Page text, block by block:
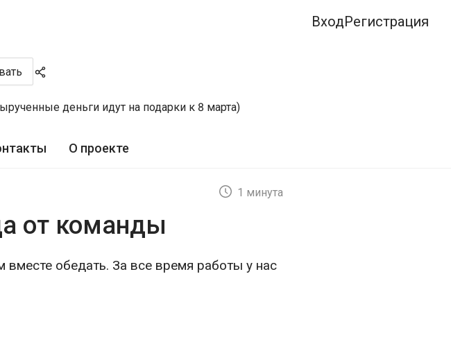
ВходРегистрация
деньги идут на подарки к 8 марта)
О проекте
1 минута
от команды
обедать. За все время работы у нас